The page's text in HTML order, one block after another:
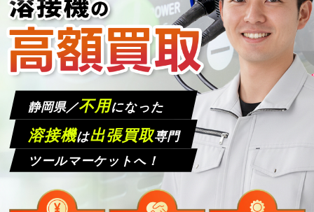
静岡県／不用になった
溶接機は出張買取専門
ツールマーケットへ！